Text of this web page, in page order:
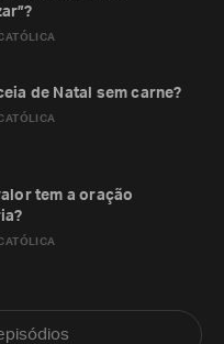
de Natal sem carne?
tem a oração